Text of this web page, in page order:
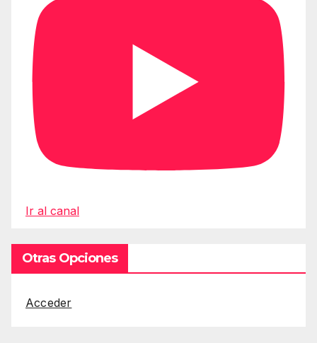
Ir al canal
Otras Opciones
Acceder